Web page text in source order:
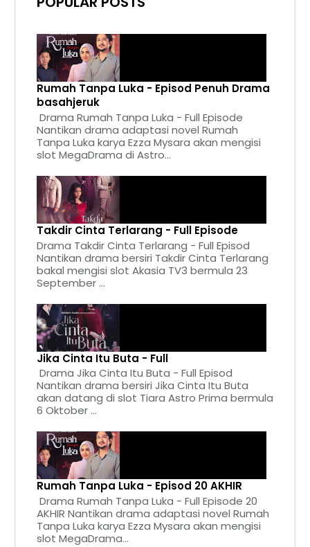
Rumah Tanpa Luka - Episod Penuh Drama
basahjeruk
Drama Rumah Tanpa Luka - Full Episode
Nantikan drama adaptasi novel Rumah
Tanpa Luka karya Ezza Mysara akan mengisi
slot MegaDrama di Astro...
Takdir Cinta Terlarang - Full Episode
Drama Takdir Cinta Terlarang - Full Episod
Nantikan drama bersiri Takdir Cinta Terlarang
bakal mengisi slot Akasia TV3 bermula 23
September ...
Jika Cinta Itu Buta - Full
Drama Jika Cinta Itu Buta - Full Episod
Nantikan drama bersiri Jika Cinta Itu Buta
akan datang di slot Tiara Astro Prima bermula
6 Oktober ...
Rumah Tanpa Luka - Episod 20 AKHIR
Drama Rumah Tanpa Luka - Full Episode 20
AKHIR Nantikan drama adaptasi novel Rumah
Tanpa Luka karya Ezza Mysara akan mengisi
slot MegaDrama...